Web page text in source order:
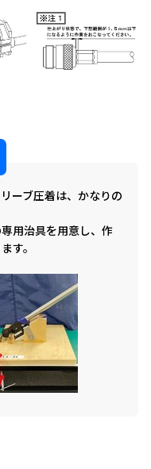
ーブ圧着は、かなりの
用治具を用意し、作
す。